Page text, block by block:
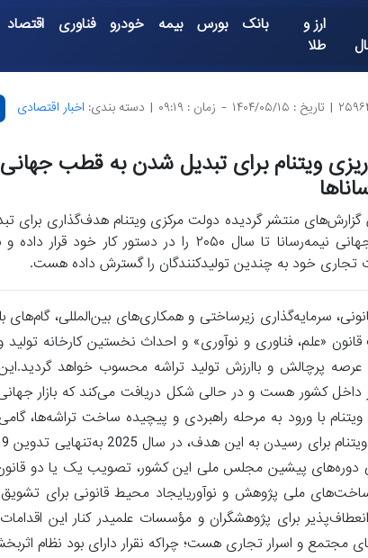
ارز و
طلا
بانک بورس بیمه خودرو فناوری اقتصاد
| تاریخ : ۱۴۰۴/۰۵/۱۵ - زمان : ۰۹:۱۹ | دسته بندی: اخبار اقتصادی
ویتنام برای تبدیل شدن به قطب جهانی
گزارش‌های منتشر گردیده دولت مرکزی ویتنام هدف‌گذاری برای
قطب جهانی نیمه‌رسانا تا سال ۲۰۵۰ را در دستور کار خود
تجاری خود به چندین تولیدکنندگان را گسترش داده هست.
سرمایه‌گذاری زیرساختی و همکاری‌های بین‌المللی، گام‌های
«علم، فناوری و نوآوری» و احداث نخستین کارخانه تولید
به عرصه پرچالش و باارزش تولید تراشه محسوب خواهد
تراشه در داخل کشور هست و در حالی شکل دریافت می‌کند که بازار
به این ترتیب، ویتنام با ورود به مرحله راهبردی و پیچیده ساخت
طی دوره‌های پیشین مجلس ملی این کشور، تصویب یک یا دو
ملی پژوهش و نوآوریایجاد محیط قانونی برای
برای پژوهشگران و مؤسسات علمیدر کنار این
مجتمع و اسرار تجاری هست؛ چراکه نقرار دارای بود نظام